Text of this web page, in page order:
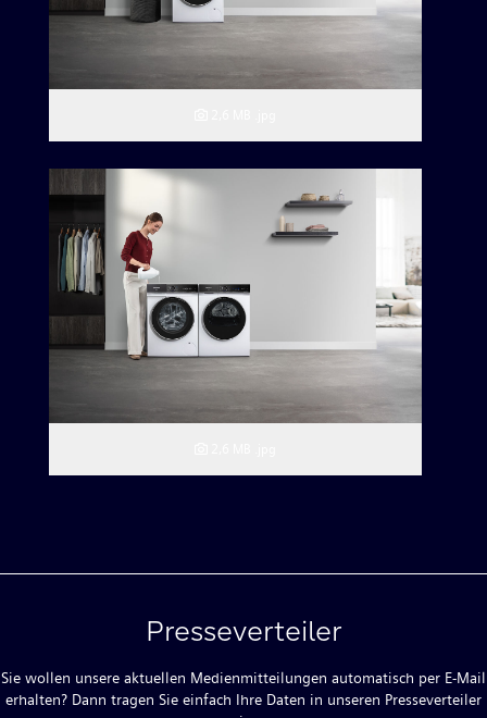
Presseverteiler
Sie wollen unsere aktuellen Medienmitteilungen automatisch per E-Mail
erhalten? Dann tragen Sie einfach Ihre Daten in unseren Presseverteiler